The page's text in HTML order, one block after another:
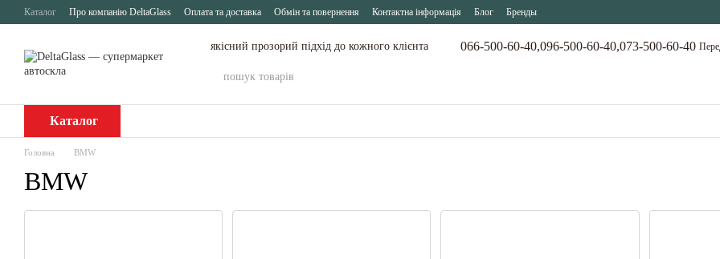
Перейти до основного контенту
Каталог Про компанію DeltaGlass Оплата та доставка Обмін та повернення Контактна інформація Блог Бренды
якісний прозорий підхід до кожного клієнта 066-500-60-40,096-500-60-40,073-500-60-40
Каталог
Головна BMW
BMW